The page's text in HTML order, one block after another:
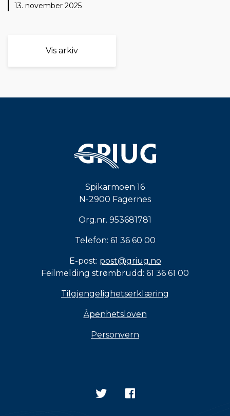
13. november 2025
Vis arkiv
Spikarmoen 16
N-2900 Fagernes
Org.nr. 953681781
Telefon: 61 36 60 00
E-post: post@griug.no
Feilmelding strømbrudd: 61 36 61 00
Tilgjengelighetserklæring
Åpenhetsloven
Personvern